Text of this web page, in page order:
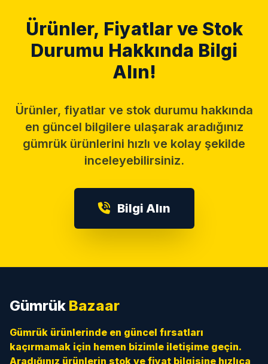
Ürünler, Fiyatlar ve Stok
Durumu Hakkında Bilgi
Alın!
Ürünler, fiyatlar ve stok durumu hakkında
en güncel bilgilere ulaşarak aradığınız
gümrük ürünlerini hızlı ve kolay şekilde
inceleyebilirsiniz.
Bilgi Alın
Gümrük Bazaar
Gümrük ürünlerinde en güncel fırsatları
kaçırmamak için hemen bizimle iletişime geçin.
Aradığınız ürünlerin stok ve fiyat bilgisine hızlıca